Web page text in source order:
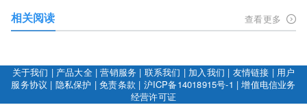
相关阅读 查看更多
关于我们 | 产品大全|营销服务 | 联系我们 | 加入我们 | 友情链接 | 用户
服务协议 | 隐私保护 |免责条款 | 沪ICP备14018915号-1 |增值电信业务
经营许可证